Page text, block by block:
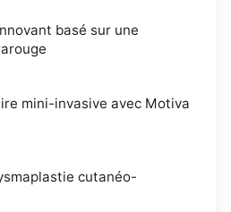
basé sur une
mini-invasive avec Motiva
cutanéo-